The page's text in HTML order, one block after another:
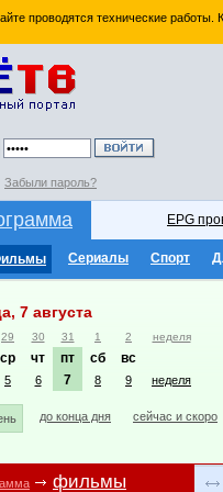
проводятся технические
Забыли пароль?
EPG
Сериалы Спорт
7 августа
29 30 31 1 2 неделя
ср чт пт сб вс
5 6 7 8 9 неделя
до конца дня сейчас и скоро
фильмы